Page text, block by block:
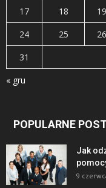
« gru
17
18 19
24
25 26
31
POPULARNE
Jak
9